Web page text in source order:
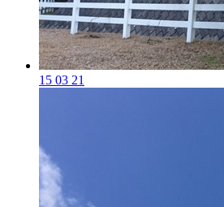
15 03 21